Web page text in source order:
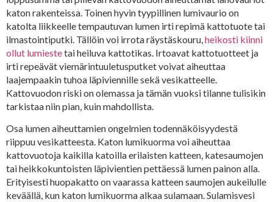
katon rakenteissa. Toinen hyvin tyypillinen lumivaurio on
katolta liikkeelle tempautuvan lumen irti repimä kattotuote tai
ilmastointiputki. Tällöin voi irrota räystäskouru,heikosti kiinni
ollut lumiestetai heiluva kattotikas. Irtoavat kattotuotteet ja
irti repeävät viemärintuuletusputket voivat aiheuttaa
laajempaakin tuhoa läpiviennille sekä vesikatteelle.
Kattovuodon riski on olemassa ja tämän vuoksi tilanne tulisikin
tarkistaa niin pian, kuin mahdollista.
Osa lumen aiheuttamien ongelmien todennäköisyydestä
riippuu vesikatteesta. Katon lumikuorma voi aiheuttaa
kattovuotoja kaikilla katoilla erilaisten katteen, katesaumojen
tai heikkokuntoisten läpivientien pettäessä lumen painon alla.
Erityisesti huopakatto on vaarassa katteen saumojen aukeilulle
keväällä, kun katon lumikuorma alkaa sulamaan. Sulamisvesi